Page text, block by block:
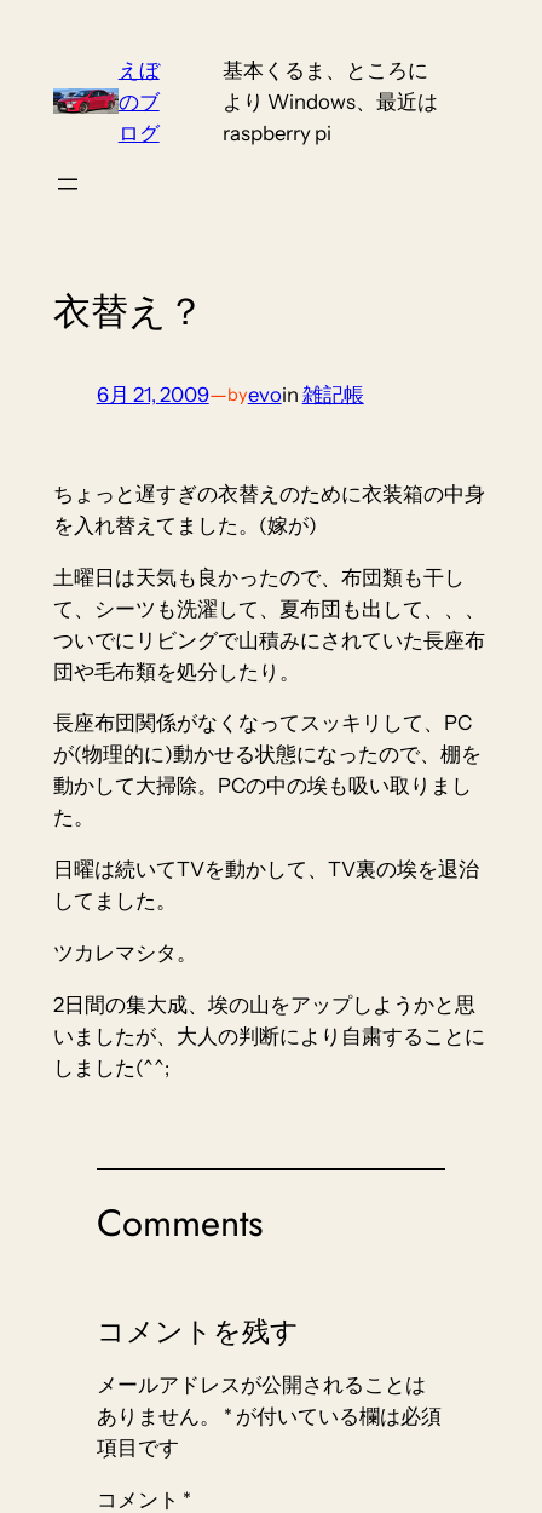
content
えぼ
のブ
ログ
基本くるま、ところに
より Windows、最近は
raspberry pi
衣替え？
6月 21, 2009—byevoin 雑記帳
ちょっと遅すぎの衣替えのために衣装箱の中身
を入れ替えてました。(嫁が)
土曜日は天気も良かったので、布団類も干し
て、シーツも洗濯して、夏布団も出して、、、
ついでにリビングで山積みにされていた長座布
団や毛布類を処分したり。
長座布団関係がなくなってスッキリして、PC
が(物理的に)動かせる状態になったので、棚を
動かして大掃除。PCの中の埃も吸い取りまし
た。
日曜は続いてTVを動かして、TV裏の埃を退治
してました。
ツカレマシタ。
2日間の集大成、埃の山をアップしようかと思
いましたが、大人の判断により自粛することに
しました(^^;
Comments
コメントを残す
メールアドレスが公開されることは
ありません。
* が付いている欄は必須
項目です
コメント *